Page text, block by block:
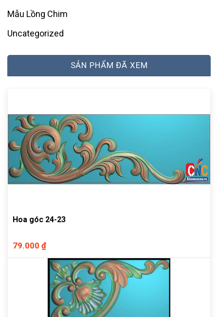
Mẫu Lồng Chim
Uncategorized
SẢN PHẨM ĐÃ XEM
Hoa góc 24-23
79.000 ₫